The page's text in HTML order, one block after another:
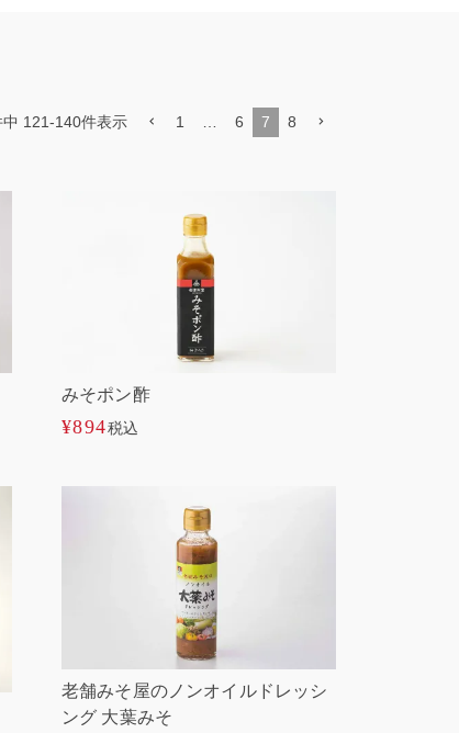
121-140件表示 1 6 7 8
みそポン酢
¥894税込
老舗みそ屋のノンオイルドレッシ
ング 大葉みそ